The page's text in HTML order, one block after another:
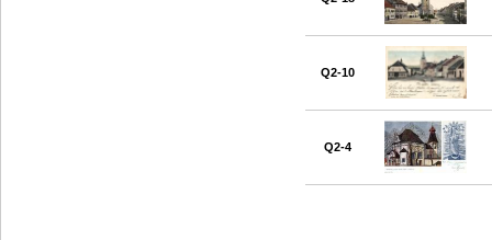
Q2-10
Q2-4